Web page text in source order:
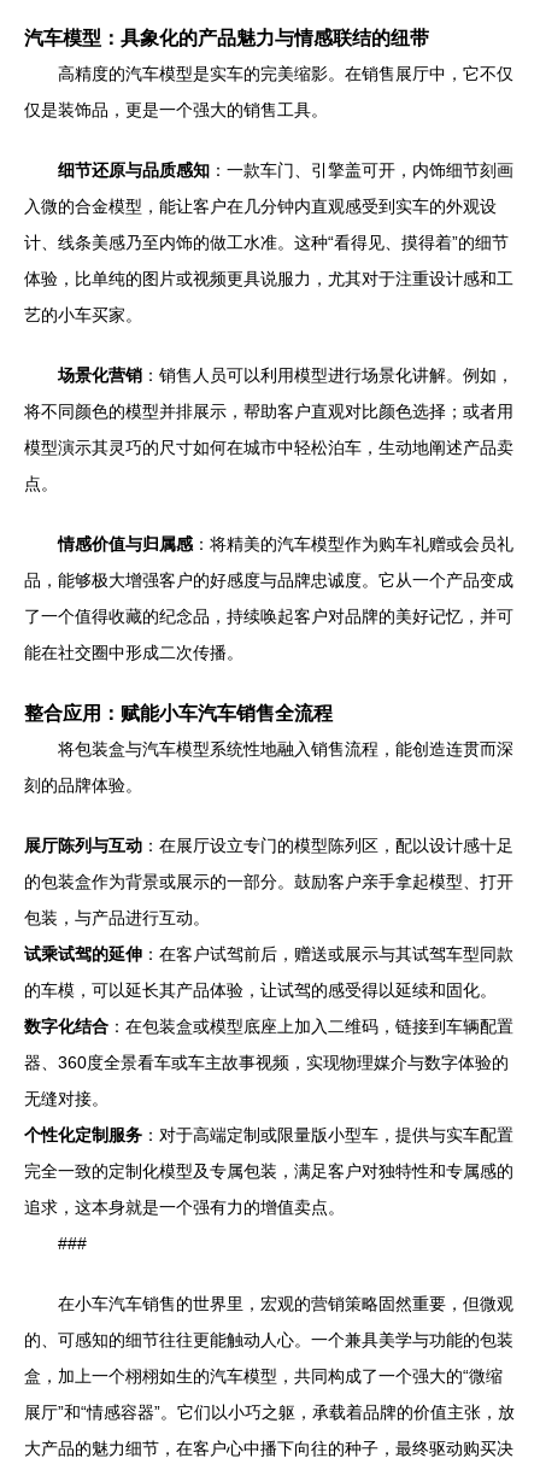
汽车模型：具象化的产品魅力与情感联结的纽带
高精度的汽车模型是实车的完美缩影。在销售展厅中，它不仅
仅是装饰品，更是一个强大的销售工具。
细节还原与品质感知 ：一款车门、引擎盖可开，内饰细节刻画
入微的合金模型，能让客户在几分钟内直观感受到实车的外观设
计、线条美感乃至内饰的做工水准。这种“看得见、摸得着”的细节
体验，比单纯的图片或视频更具说服力，尤其对于注重设计感和工
艺的小车买家。
场景化营销 ：销售人员可以利用模型进行场景化讲解。例如，
将不同颜色的模型并排展示，帮助客户直观对比颜色选择；或者用
模型演示其灵巧的尺寸如何在城市中轻松泊车，生动地阐述产品卖
点。
情感价值与归属感 ：将精美的汽车模型作为购车礼赠或会员礼
品，能够极大增强客户的好感度与品牌忠诚度。它从一个产品变成
了一个值得收藏的纪念品，持续唤起客户对品牌的美好记忆，并可
能在社交圈中形成二次传播。
整合应用：赋能小车汽车销售全流程
将包装盒与汽车模型系统性地融入销售流程，能创造连贯而深
刻的品牌体验。
展厅陈列与互动 ：在展厅设立专门的模型陈列区，配以设计感十足
的包装盒作为背景或展示的一部分。鼓励客户亲手拿起模型、打开
包装，与产品进行互动。
试乘试驾的延伸 ：在客户试驾前后，赠送或展示与其试驾车型同款
的车模，可以延长其产品体验，让试驾的感受得以延续和固化。
数字化结合 ：在包装盒或模型底座上加入二维码，链接到车辆配置
器、360度全景看车或车主故事视频，实现物理媒介与数字体验的
无缝对接。
个性化定制服务 ：对于高端定制或限量版小型车，提供与实车配置
完全一致的定制化模型及专属包装，满足客户对独特性和专属感的
追求，这本身就是一个强有力的增值卖点。
###
在小车汽车销售的世界里，宏观的营销策略固然重要，但微观
的、可感知的细节往往更能触动人心。一个兼具美学与功能的包装
盒，加上一个栩栩如生的汽车模型，共同构成了一个强大的“微缩
展厅”和“情感容器”。它们以小巧之躯，承载着品牌的价值主张，放
大产品的魅力细节，在客户心中播下向往的种子，最终驱动购买决